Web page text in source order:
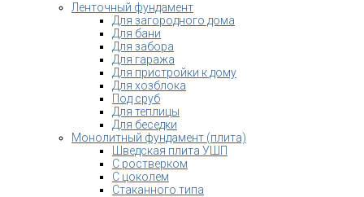
Ленточный фундамент
Для загородного дома
Для бани
Для забора
Для гаража
Для пристройки к дому
Для хозблока
Под сруб
Для теплицы
Для беседки
Монолитный фундамент (плита)
Шведская плита УШП
С ростверком
С цоколем
Стаканного типа